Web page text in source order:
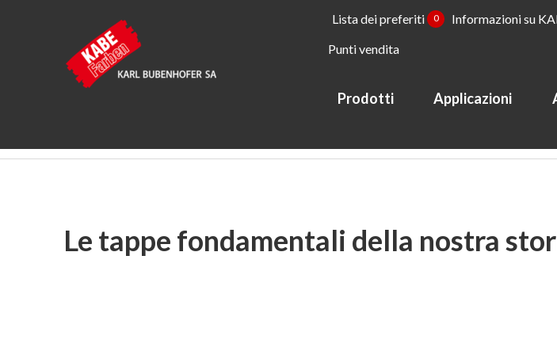
Lista dei preferiti 0 Informazioni su
Punti vendita
Prodotti Applicazioni
Le tappe fondamentali della nostra